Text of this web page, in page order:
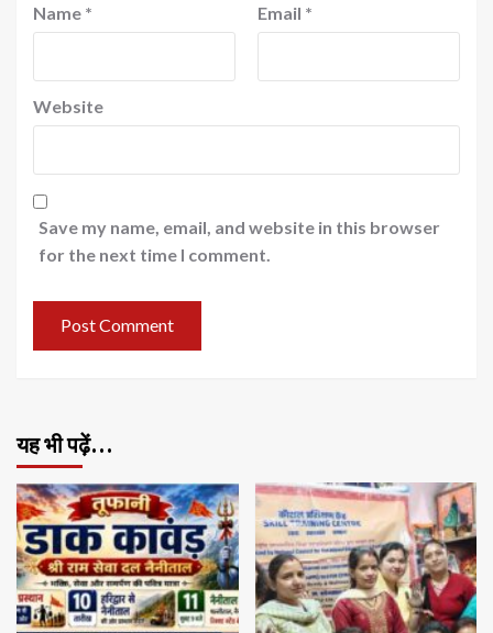
Name * Email *
Website
Save my name, email, and website in this browser
for the next time I comment.
यह भी पढ़ें…